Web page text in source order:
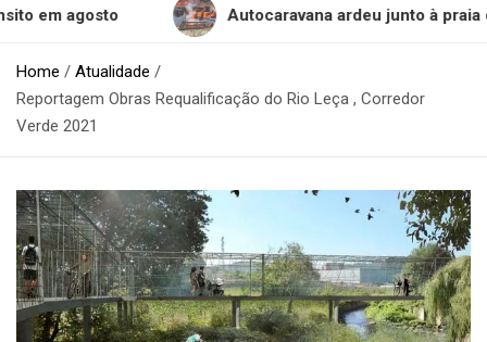
Autocaravana ardeu junto à praia do
Home
Atualidade
Reportagem Obras Requalificação do Rio Leça , Corredor
Verde 2021